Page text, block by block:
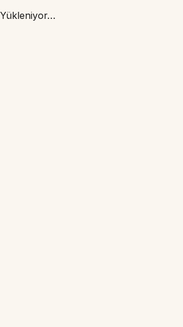
Yükleniyor…